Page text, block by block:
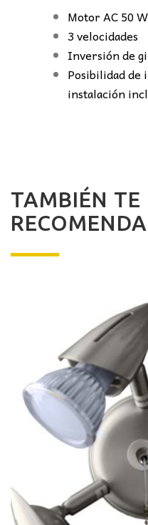
Motor AC 50
3 velocidades
Inversión de
Posibilidad
instalación
TAMBIÉN TE